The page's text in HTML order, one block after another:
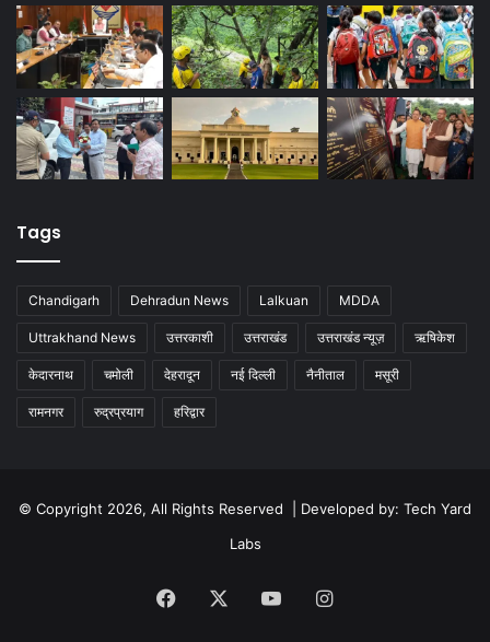
Tags
Chandigarh Dehradun News Lalkuan MDDA
Uttrakhand News उत्तरकाशी उत्तराखंड उत्तराखंड न्यूज़ ऋषिकेश
केदारनाथ चमोली देहरादून नई दिल्ली नैनीताल मसूरी
रामनगर रुद्रप्रयाग हरिद्वार
© Copyright 2026, All Rights Reserved | Developed by: Tech Yard
Labs
Facebook YouTubeInstagram